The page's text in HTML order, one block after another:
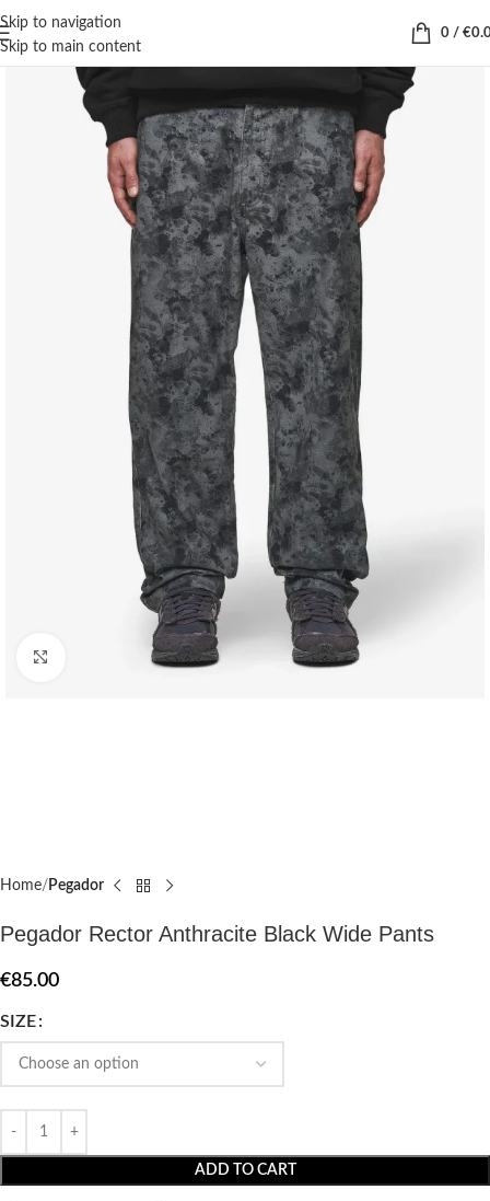
Skip to navigation
Skip to main content
0 / €
Click to enlarge
Home Pegador​
Pegador Rector Anthracite Black Wide Pants
€85.00
SIZE
ADD TO CART